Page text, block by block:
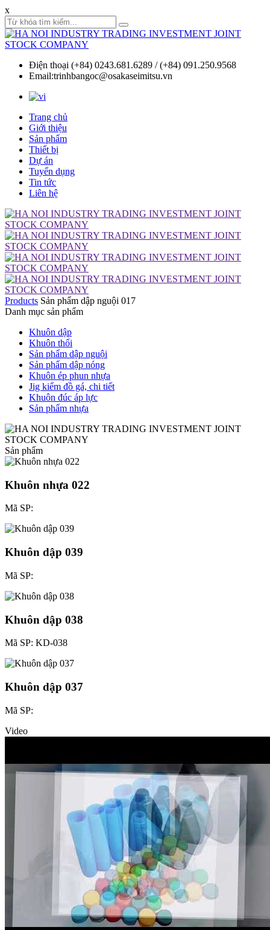
x
Điện thoại (+84) 0243.681.6289 / (+84) 091.250.9568
Email:trinhbangoc@osakaseimitsu.vn
Trang chủ
Giới thiệu
Sản phẩm
Thiết bị
Dự án
Tuyển dụng
Tin tức
Liên hệ
Products Sản phẩm dập nguội 017
Danh mục sản phẩm
Khuôn dập
Khuôn thổi
Sản phẩm dập nguội
Sản phẩm dập nóng
Khuôn ép phun nhựa
Jig kiểm đồ gá, chi tiết
Khuôn đúc áp lực
Sản phẩm nhựa
Sản phẩm
Khuôn nhựa 022
Mã SP:
Khuôn dập 039
Mã SP:
Khuôn dập 038
Mã SP: KD-038
Khuôn dập 037
Mã SP:
Video